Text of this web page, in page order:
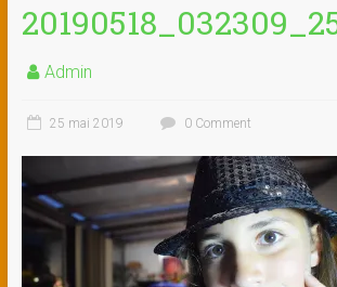
Admin
25 mai 2019 0 Comment